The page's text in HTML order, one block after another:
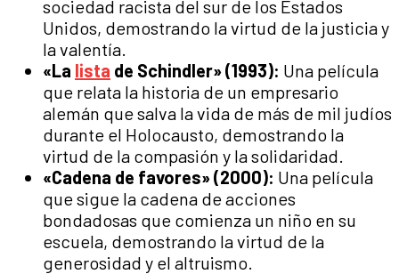
sociedad racista del sur de los Estados
Unidos, demostrando la virtud de la justicia y
la valentía.
«La lista de Schindler» (1993): Una película
que relata la historia de un empresario
alemán que salva la vida de más de mil judíos
durante el Holocausto, demostrando la
virtud de la compasión y la solidaridad.
«Cadena de favores» (2000): Una película
que sigue la cadena de acciones
bondadosas que comienza un niño en su
escuela, demostrando la virtud de la
generosidad y el altruismo.